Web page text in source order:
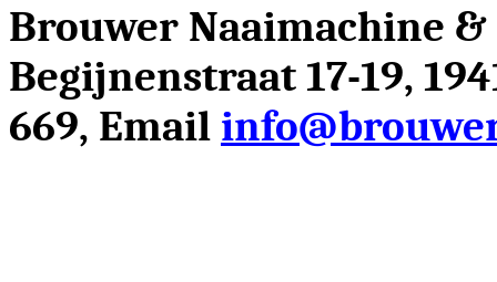
Brouwer Naaimachine
Begijnenstraat 17-19,
669, Email